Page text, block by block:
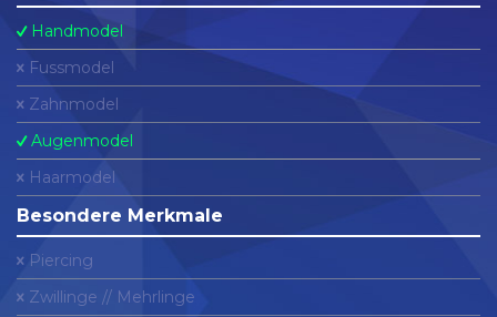
Handmodel
Fussmodel
Zahnmodel
Augenmodel
Haarmodel
Besondere Merkmale
Piercing
Zwillinge // Mehrlinge